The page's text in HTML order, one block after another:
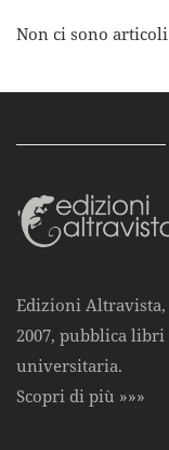
Non ci sono
Edizioni Altravista,
2007, pubblica
universitaria.
Scopri di più »»»